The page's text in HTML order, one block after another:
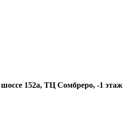
152а, ТЦ Сомбреро, -1 этаж